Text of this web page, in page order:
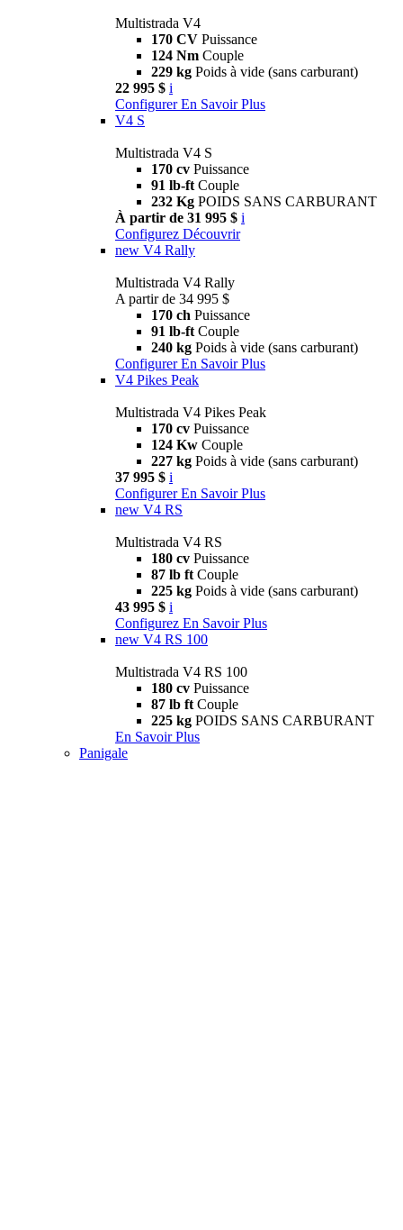
Multistrada V4
170 CV Puissance
124 Nm Couple
229 kg Poids à vide (sans carburant)
22 995 $ i
Configurer En Savoir Plus
V4 S
Multistrada V4 S
170 cv Puissance
91 lb-ft Couple
232 Kg POIDS SANS CARBURANT
À partir de 31 995 $ i
Configurez Découvrir
new V4 Rally
Multistrada V4 Rally
A partir de 34 995 $
170 ch Puissance
91 lb-ft Couple
240 kg Poids à vide (sans carburant)
Configurer En Savoir Plus
V4 Pikes Peak
Multistrada V4 Pikes Peak
170 cv Puissance
124 Kw Couple
227 kg Poids à vide (sans carburant)
37 995 $ i
Configurer En Savoir Plus
new V4 RS
Multistrada V4 RS
180 cv Puissance
87 lb ft Couple
225 kg Poids à vide (sans carburant)
43 995 $ i
Configurez En Savoir Plus
new V4 RS 100
Multistrada V4 RS 100
180 cv Puissance
87 lb ft Couple
225 kg POIDS SANS CARBURANT
En Savoir Plus
Panigale